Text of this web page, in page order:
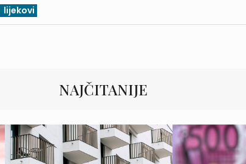
lijekovi
NAJČITANIJE